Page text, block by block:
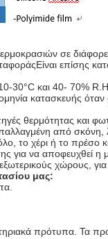
σε
επίσης
30°C και 40- 70%
κατασκευής όταν
θερμότητας και
από σκόνη,
το χέρι ή το πρέσο
για να αποφευχθεί η
χώρους,
μας:
πρότυπα. Τα